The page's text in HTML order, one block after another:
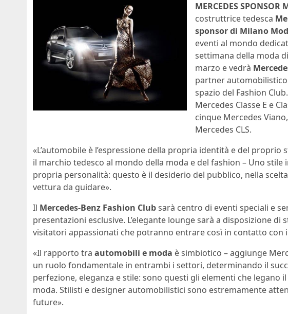
MERCEDES
costruttrice tedesca
sponsor di Milano
eventi al mondo
settimana della moda
marzo e vedrà
partner automobilistico
spazio del Fashion
Mercedes Classe E e
cinque Mercedes
Mercedes CLS.
«L’automobile è l’espressione della propria identità e del proprio
il marchio tedesco al mondo della moda e del fashion – Uno
propria personalità: questo è il desiderio del pubblico, nella
vettura da guidare».
Il Mercedes-Benz Fashion Clubsarà centro di eventi speciali e
presentazioni esclusive. L’elegante lounge sarà a disposizione
visitatori appassionati che potranno entrare così in contatto con
«Il rapporto tra automobili e moda è simbiotico – aggiunge
un ruolo fondamentale in entrambi i settori, determinando il
perfezione, eleganza e stile: sono questi gli elementi che legano
moda. Stilisti e designer automobilistici sono estremamente
future».